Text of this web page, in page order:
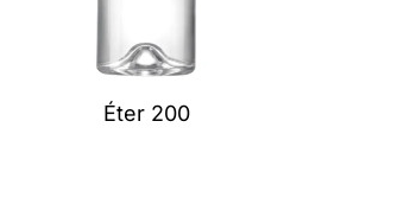
Éter 200